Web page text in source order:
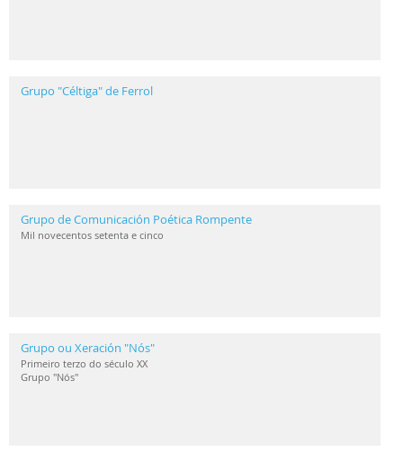
Grupo "Céltiga" de Ferrol
Grupo de Comunicación Poética Rompente
Mil novecentos setenta e cinco
Grupo ou Xeración "Nós"
Primeiro terzo do século XX
Grupo "Nós"